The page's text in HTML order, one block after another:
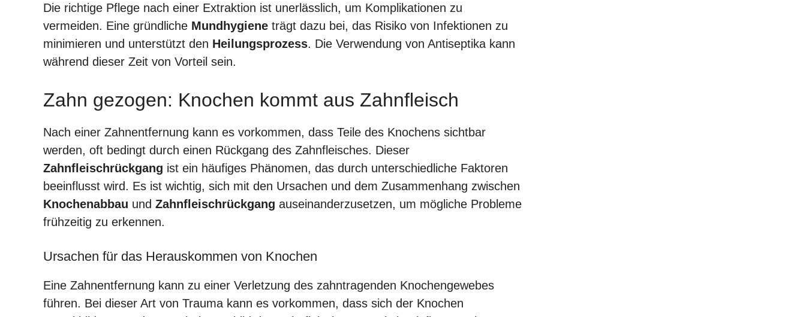
Die richtige Pflege nach einer Extraktion ist unerlässlich, um Komplikationen zu
vermeiden. Eine gründliche Mundhygiene trägt dazu bei, das Risiko von Infektionen zu
minimieren und unterstützt den Heilungsprozess. Die Verwendung von Antiseptika kann
während dieser Zeit von Vorteil sein.
Zahn gezogen: Knochen kommt aus Zahnfleisch
Nach einer Zahnentfernung kann es vorkommen, dass Teile des Knochens sichtbar
werden, oft bedingt durch einen Rückgang des Zahnfleisches. Dieser
Zahnfleischrückgang ist ein häufiges Phänomen, das durch unterschiedliche Faktoren
beeinflusst wird. Es ist wichtig, sich mit den Ursachen und dem Zusammenhang zwischen
Knochenabbau und Zahnfleischrückgang auseinanderzusetzen, um mögliche Probleme
frühzeitig zu erkennen.
Ursachen für das Herauskommen von Knochen
Eine Zahnentfernung kann zu einer Verletzung des zahntragenden Knochengewebes
führen. Bei dieser Art von Trauma kann es vorkommen, dass sich der Knochen